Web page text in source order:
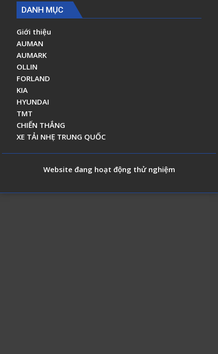
DANH MỤC
Giới thiệu
AUMAN
AUMARK
OLLIN
FORLAND
KIA
HYUNDAI
TMT
CHIẾN THẮNG
XE TẢI NHẸ TRUNG QUỐC
Website đang hoạt động thử nghiệm